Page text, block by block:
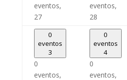
eventos,
27
eventos,
28
0
eventos
3
0
eventos,
0
eventos
4
0
eventos,